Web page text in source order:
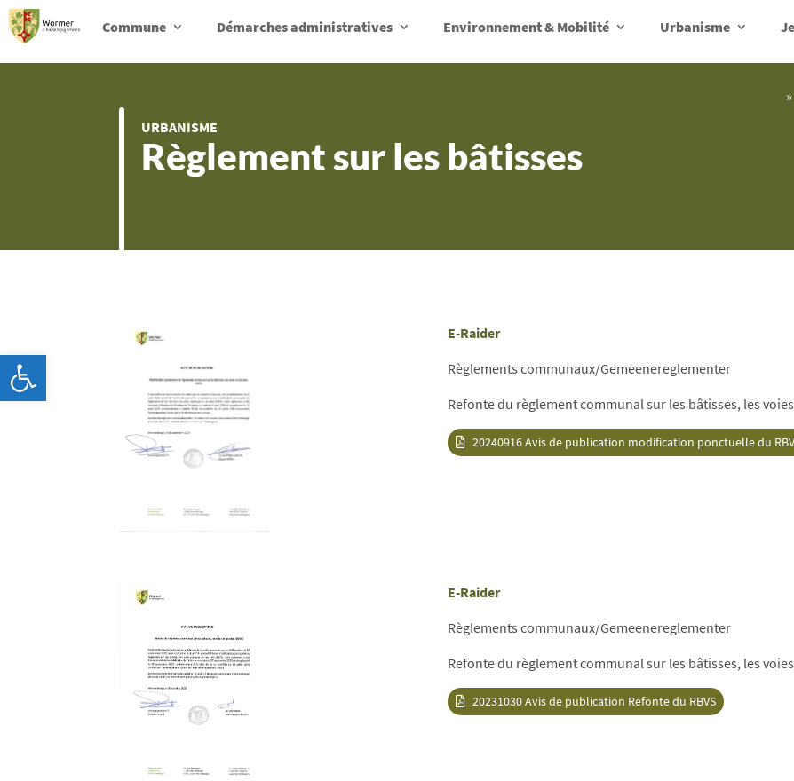
Commune Démarches administratives Environnement & Mobilité Urbanisme
URBANISME
Règlement sur les bâtisses
»
E-Raider
Règlements communaux/Gemeenereglementer
Refonte du règlement communal sur les bâtisses, les
20240916 Avis de publication modification ponctuelle du
E-Raider
Règlements communaux/Gemeenereglementer
Refonte du règlement communal sur les bâtisses, les
20231030 Avis de publication Refonte du RBVS
Ouvrir la barre d’outils